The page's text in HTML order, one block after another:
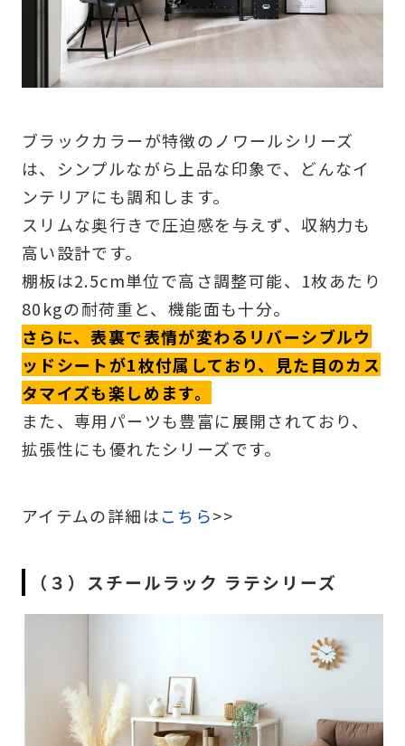
ブラックカラーが特徴のノワールシリーズ
は、シンプルながら上品な印象で、どんなイ
ンテリアにも調和します。
スリムな奥行きで圧迫感を与えず、収納力も
高い設計です。
棚板は2.5cm単位で高さ調整可能、1枚あたり
80kgの耐荷重と、機能面も十分。
さらに、表裏で表情が変わるリバーシブルウ
ッドシートが1枚付属しており、見た目のカス
タマイズも楽しめます。
また、専用パーツも豊富に展開されており、
拡張性にも優れたシリーズです。
アイテムの詳細はこちら>>
（３）スチールラック ラテシリーズ